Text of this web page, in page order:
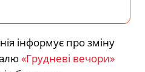
інформує про зміну
«Грудневі вечори»